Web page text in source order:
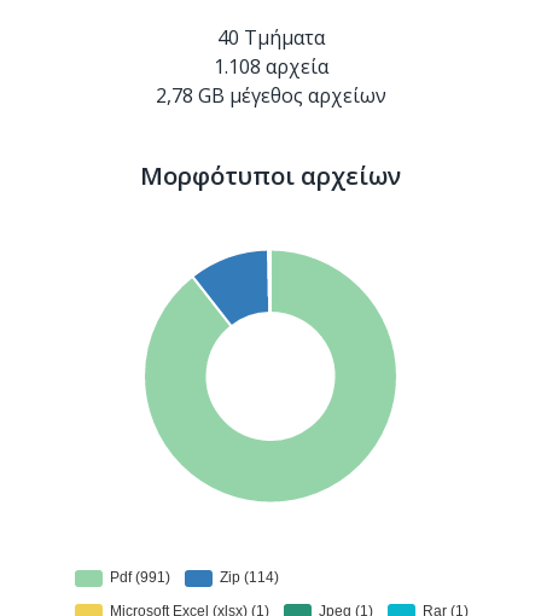
40 Τμήματα
1.108 αρχεία
2,78 GB μέγεθος αρχείων
Μορφότυποι αρχείων